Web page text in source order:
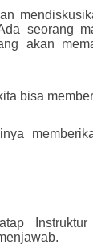
seorang
akan
bisa